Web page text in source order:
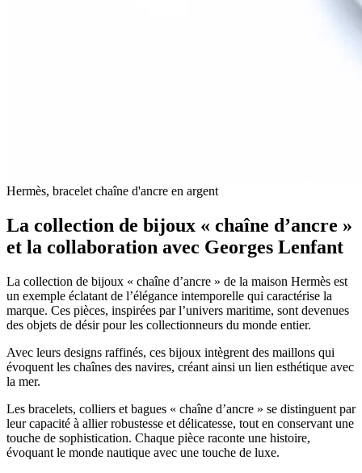
Hermès, bracelet chaîne d'ancre en argent
La collection de bijoux « chaîne d’ancre »
et la collaboration avec Georges Lenfant
La collection de bijoux « chaîne d’ancre » de la maison Hermès est
un exemple éclatant de l’élégance intemporelle qui caractérise la
marque. Ces pièces, inspirées par l’univers maritime, sont devenues
des objets de désir pour les collectionneurs du monde entier.
Avec leurs designs raffinés, ces bijoux intègrent des maillons qui
évoquent les chaînes des navires, créant ainsi un lien esthétique avec
la mer.
Les bracelets, colliers et bagues « chaîne d’ancre » se distinguent par
leur capacité à allier robustesse et délicatesse, tout en conservant une
touche de sophistication. Chaque pièce raconte une histoire,
évoquant le monde nautique avec une touche de luxe.